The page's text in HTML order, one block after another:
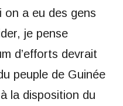
a eu des gens
je pense
d’efforts devrait
peuple de Guinée
la disposition du